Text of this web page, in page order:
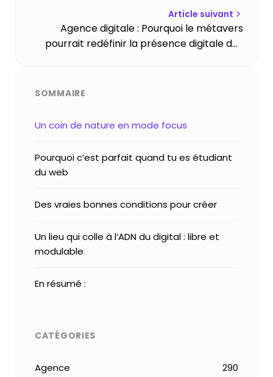
Article suivant
Agence digitale : Pourquoi le métavers
pourrait redéfinir la présence digitale des
SOMMAIRE
Un coin de nature en mode focus
Pourquoi c’est parfait quand tu es étudiant
du web
Des vraies bonnes conditions pour créer
Un lieu qui colle à l’ADN du digital : libre et
modulable
En résumé :
CATÉGORIES
Agence 290